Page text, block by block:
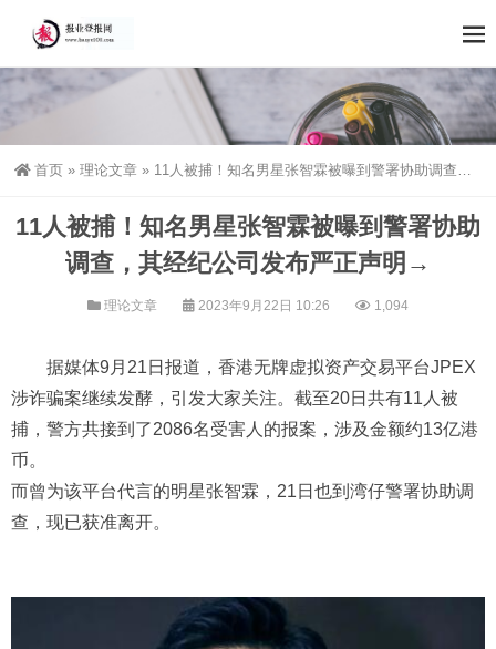
首页 » 理论文章 » 11人被捕！知名男星张智霖被曝到警署协助调查，其经纪公司发布严正声明→
11人被捕！知名男星张智霖被曝到警署协助
调查，其经纪公司发布严正声明→
理论文章 2023年9月22日 10:26 1,094
据媒体9月21日报道，香港无牌虚拟资产交易平台JPEX
涉诈骗案继续发酵，引发大家关注。截至20日共有11人被
捕，警方共接到了2086名受害人的报案，涉及金额约13亿港
币。
而曾为该平台代言的明星张智霖，21日也到湾仔警署协助调
查，现已获准离开。